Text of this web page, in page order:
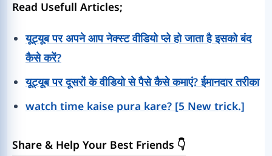
Read Usefull Articles;
यूट्यूब पर अपने आप नेक्स्ट वीडियो प्ले हो जाता है इसको बंद
कैसे करें?
यूट्यूब पर दूसरों के वीडियो से पैसे कैसे कमाएं? ईमानदार तरीका
watch time kaise pura kare? [5 New trick.]
Share & Help Your Best Friends 👇